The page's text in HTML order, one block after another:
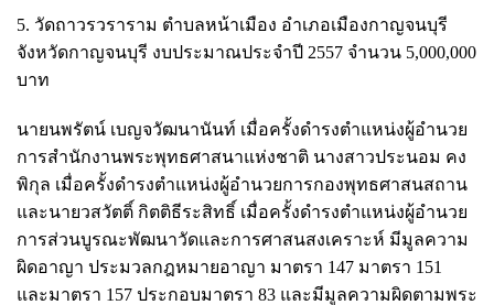
5. วัดถาวรวราราม ตำบลหน้าเมือง อำเภอเมืองกาญจนบุรี
จังหวัดกาญจนบุรี งบประมาณประจำปี 2557 จำนวน 5,000,000
บาท
นายนพรัตน์ เบญจวัฒนานันท์ เมื่อครั้งดำรงตำแหน่งผู้อำนวย
การสำนักงานพระพุทธศาสนาแห่งชาติ นางสาวประนอม คง
พิกุล เมื่อครั้งดำรงตำแหน่งผู้อำนวยการกองพุทธศาสนสถาน
และนายวสวัตติ์ กิตติธีระสิทธิ์ เมื่อครั้งดำรงตำแหน่งผู้อำนวย
การส่วนบูรณะพัฒนาวัดและการศาสนสงเคราะห์ มีมูลความ
ผิดอาญา ประมวลกฎหมายอาญา มาตรา 147 มาตรา 151
และมาตรา 157 ประกอบมาตรา 83 และมีมูลความผิดตามพระ